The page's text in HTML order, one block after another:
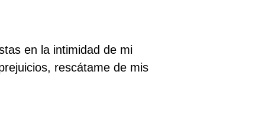
en la intimidad de mi
rescátame de mis